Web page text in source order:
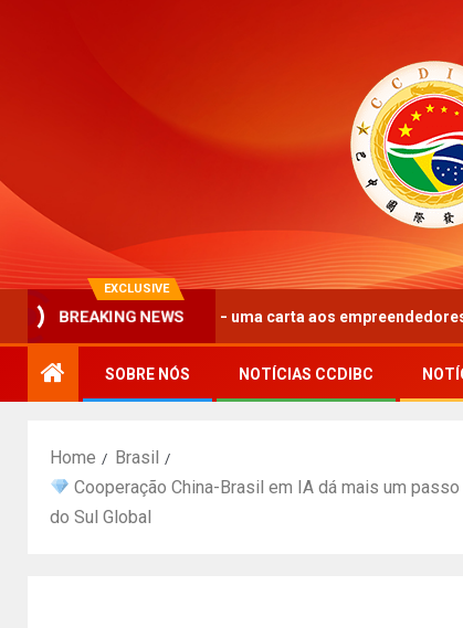
EXCLUSIVE
BREAKING NEWS
ativo” – uma carta aos empreendedores da cooperação
SOBRE NÓS NOTÍCIAS CCDIBC
Home
Brasil
Cooperação China-Brasil em IA dá mais um
do Sul Global